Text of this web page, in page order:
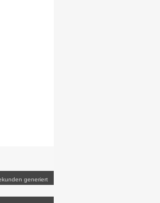
generiert